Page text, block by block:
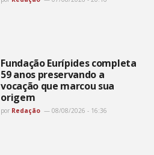
Fundação Eurípides completa
59 anos preservando a
vocação que marcou sua
origem
por Redação 08/08/2026 - 16:36